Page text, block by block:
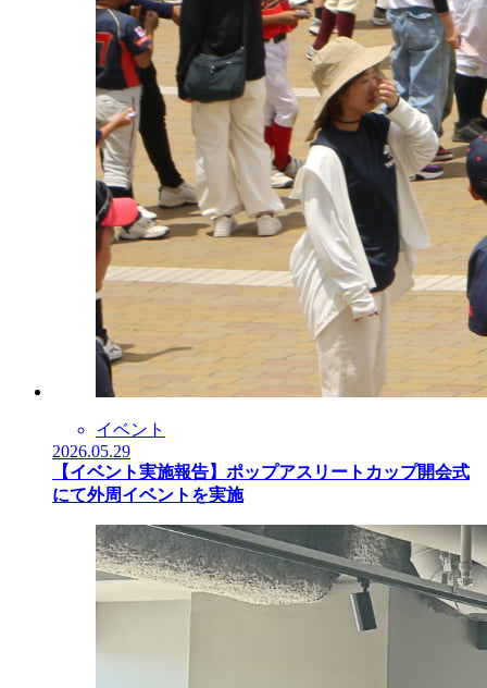
イベント
2026.05.29
【イベント実施報告】ポップアスリートカップ開会式
にて外周イベントを実施